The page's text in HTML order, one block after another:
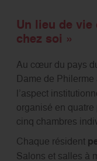
Un lieu de
chez soi »
Au cœur du pays
Dame de
l’aspect
organisé en
cinq chambres
Chaque résident
Salons et salles à